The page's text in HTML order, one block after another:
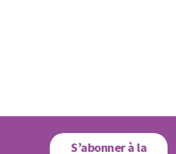
S’abonner à la